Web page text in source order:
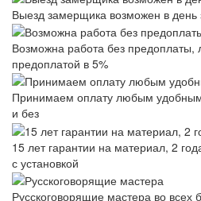
Выезд замерщика возможен в день
Возможна работа без
предоплатой в 5%
Принимаем оплату любым
и без
15 лет гарантии на материал, 2
с установкой
Русскоговорящие мастера во всех